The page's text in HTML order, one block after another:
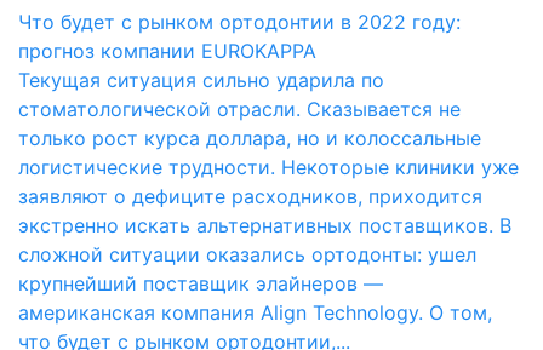
Что будет с рынком ортодонтии в 2022 году:
прогноз компании EUROKAPPA
Текущая ситуация сильно ударила по
стоматологической отрасли. Сказывается не
только рост курса доллара, но и колоссальные
логистические трудности. Некоторые клиники уже
заявляют о дефиците расходников, приходится
экстренно искать альтернативных поставщиков. В
сложной ситуации оказались ортодонты: ушел
крупнейший поставщик элайнеров —
американская компания Align Technology. О том,
что будет с рынком ортодонтии,...